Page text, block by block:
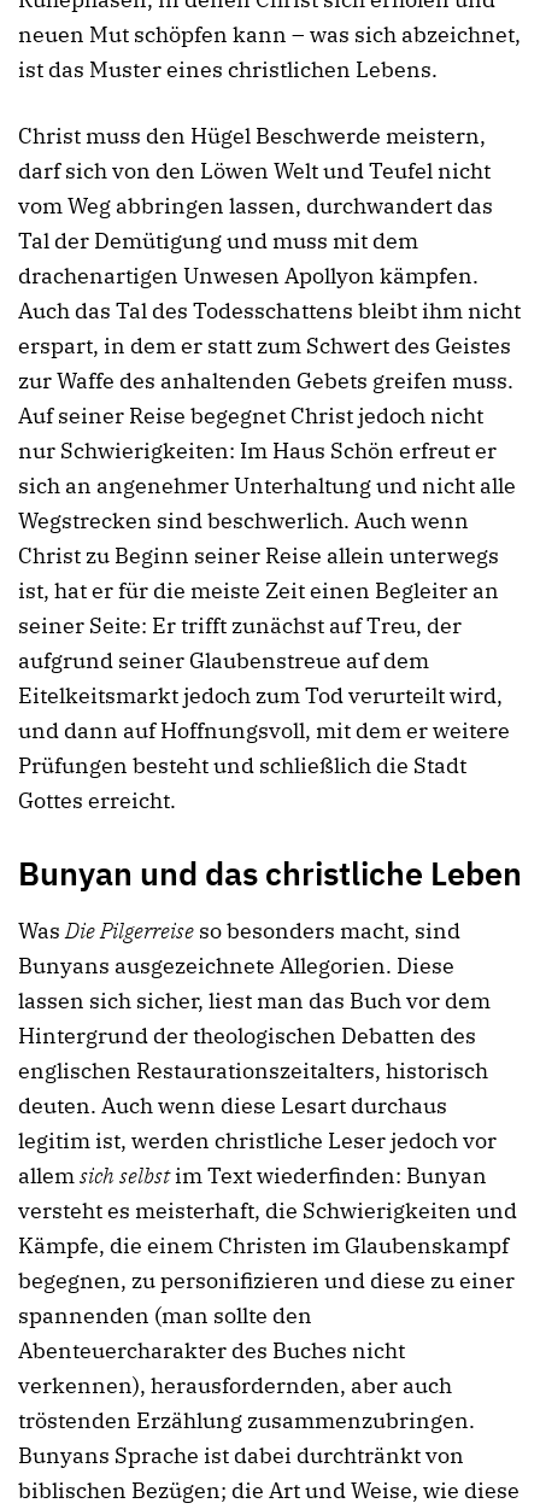
neuen Mut schöpfen kann – was sich abzeichnet,
ist das Muster eines christlichen Lebens.
Christ muss den Hügel Beschwerde meistern,
darf sich von den Löwen Welt und Teufel nicht
vom Weg abbringen lassen, durchwandert das
Tal der Demütigung und muss mit dem
drachenartigen Unwesen Apollyon kämpfen.
Auch das Tal des Todesschattens bleibt ihm nicht
erspart, in dem er statt zum Schwert des Geistes
zur Waffe des anhaltenden Gebets greifen muss.
Auf seiner Reise begegnet Christ jedoch nicht
nur Schwierigkeiten: Im Haus Schön erfreut er
sich an angenehmer Unterhaltung und nicht alle
Wegstrecken sind beschwerlich. Auch wenn
Christ zu Beginn seiner Reise allein unterwegs
ist, hat er für die meiste Zeit einen Begleiter an
seiner Seite: Er trifft zunächst auf Treu, der
aufgrund seiner Glaubenstreue auf dem
Eitelkeitsmarkt jedoch zum Tod verurteilt wird,
und dann auf Hoffnungsvoll, mit dem er weitere
Prüfungen besteht und schließlich die Stadt
Gottes erreicht.
Bunyan und das christliche Leben
WasDie Pilgerreise so besonders macht, sind
Bunyans ausgezeichnete Allegorien. Diese
lassen sich sicher, liest man das Buch vor dem
Hintergrund der theologischen Debatten des
englischen Restaurationszeitalters, historisch
deuten. Auch wenn diese Lesart durchaus
legitim ist, werden christliche Leser jedoch vor
allemsich selbstim Text wiederfinden: Bunyan
versteht es meisterhaft, die Schwierigkeiten und
Kämpfe, die einem Christen im Glaubenskampf
begegnen, zu personifizieren und diese zu einer
spannenden (man sollte den
Abenteuercharakter des Buches nicht
verkennen), herausfordernden, aber auch
tröstenden Erzählung zusammenzubringen.
Bunyans Sprache ist dabei durchtränkt von
biblischen Bezügen; die Art und Weise, wie diese